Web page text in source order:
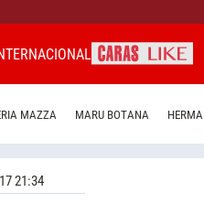
MAZZA MARU BOTANA
21:34